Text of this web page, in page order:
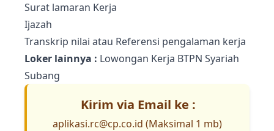
Surat lamaran Kerja
Ijazah
Transkrip nilai atau Referensi pengalaman kerja
Loker lainnya : Lowongan Kerja BTPN Syariah
Subang
Kirim via Email ke :
aplikasi.rc@cp.co.id (Maksimal 1 mb)